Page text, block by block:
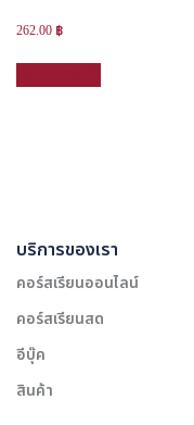
262.00 ฿
บริการของเรา
คอร์สเรียนออนไลน์
คอร์สเรียนสด
อีบุ๊ค
สินค้า